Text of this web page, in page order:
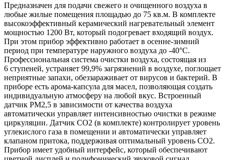
Предназначен для подачи свежего и очищенного воздуха в
любые жилые помещения площадью до 75 кв.м. В комплекте
высокоэффективный керамический нагревательный элемент
мощностью 1200 Вт, который подогревает входящий воздух.
При этом прибор эффективно работает в осенне-зимний
период при температуре наружного воздуха до -40°С.
Профессиональная система очистки воздуха, состоящая из
6 ступеней, устраняет 99,9% загрязнений в воздухе, поглощает
неприятные запахи, обеззараживает от вирусов и бактерий. В
приборе есть арома-капсула для масел, позволяющая создать
индивидуальную атмосферу на любой вкус. Встроенный
датчик РМ2,5 в зависимости от качества воздуха
автоматически управляет интенсивностью очистки в режиме
циркуляции. Датчик CO2 (в комплекте) контролирует уровень
углекислого газа в помещении и автоматически управляет
клапаном притока, поддерживая оптимальный уровень CO2.
Прибор имеет удобный интерфейс, который обеспечивают